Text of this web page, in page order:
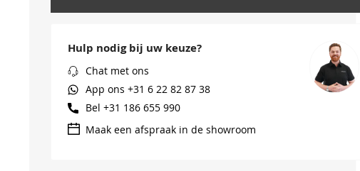
Hulp nodig bij uw keuze?
Bel +31 186 655 990
App ons +31 6 22 82 87 38
Chat met ons
Maak een afspraak in de showroom